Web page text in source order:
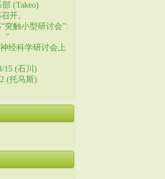
(Takeo)
开。
突触小型研讨会”:
”
经科学研讨会上
15 (石川)
(托马斯)